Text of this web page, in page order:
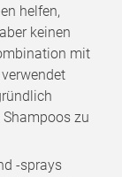
helfen,
keinen
mit
zu
-sprays